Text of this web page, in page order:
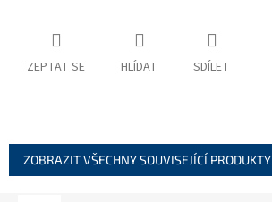
ZEPTAT SE HLÍDAT SDÍLET
ZOBRAZIT VŠECHNY SOUVISEJÍCÍ PRODUKTY